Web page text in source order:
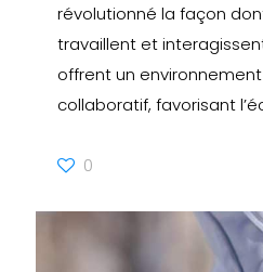
révolutionné la façon
travaillent et
offrent un
collaboratif, favorisant
0